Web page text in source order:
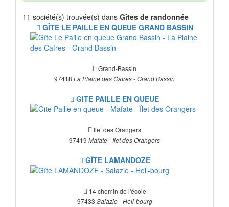
11 société(s) trouvée(s) dans Gîtes de randonnée
GÎTE LE PAILLE EN QUEUE GRAND BASSIN
Grand-Bassin
97418 La Plaine des Cafres - Grand Bassin
GITE PAILLE EN QUEUE
Ilet des Orangers
97419 Mafate - Îlet des Orangers
GÎTE LAMANDOZE
14 chemin de l'école
97433 Salazie - Hell-bourg